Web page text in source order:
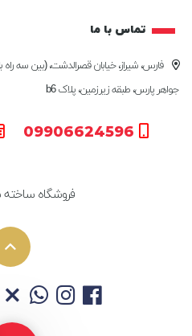
تماس با ما
فارس، شیراز، خیابان قصرالدشت، (بین سه راه
جواهر پارس، طبقه زیرزمین، پلاک b6
فروشگاه ساخته